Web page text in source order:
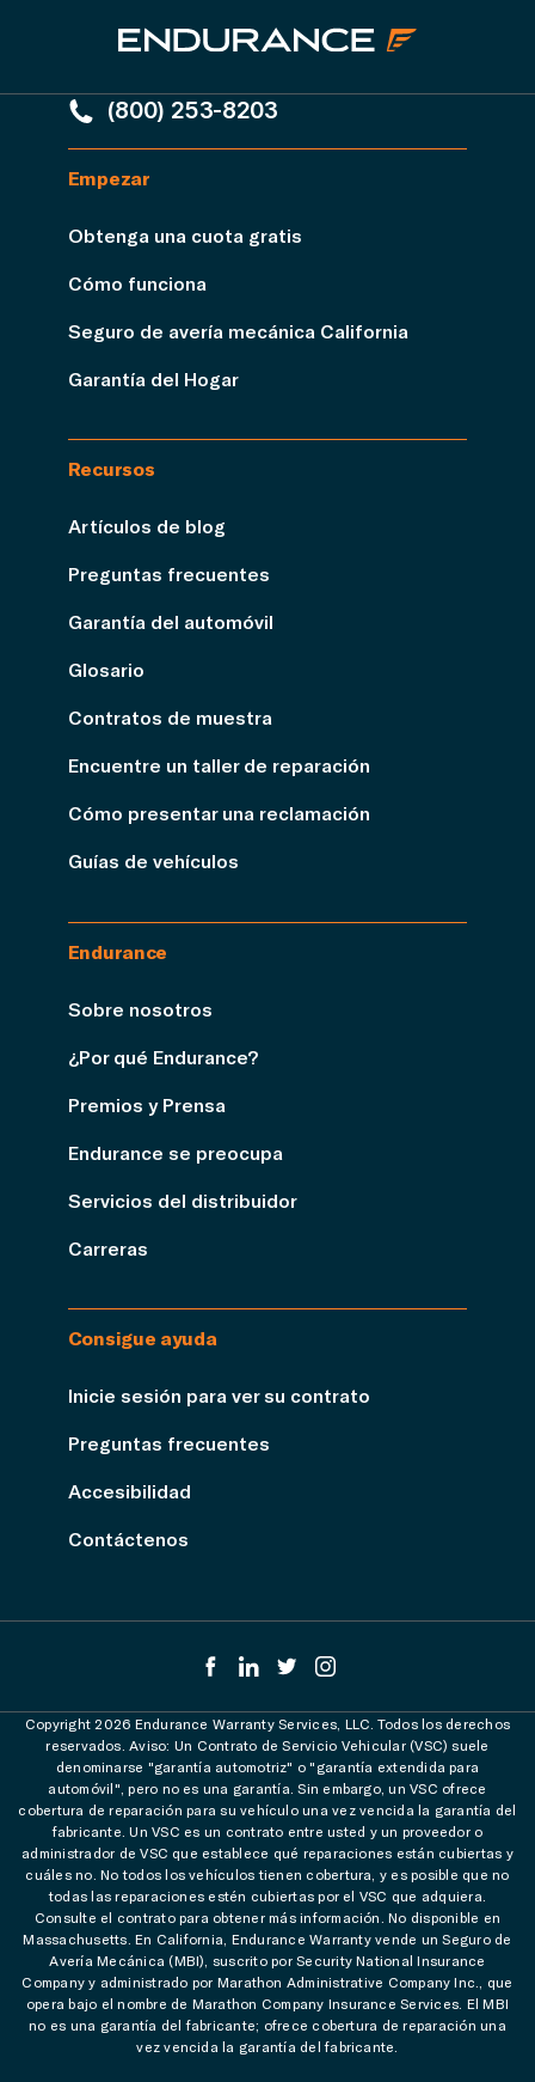
(800) 253-8203
Empezar
Obtenga una cuota gratis
Cómo funciona
Seguro de avería mecánica California
Garantía del Hogar
Recursos
Artículos de blog
Preguntas frecuentes
Garantía del automóvil
Glosario
Contratos de muestra
Encuentre un taller de reparación
Cómo presentar una reclamación
Guías de vehículos
Endurance
Sobre nosotros
¿Por qué Endurance?
Premios y Prensa
Endurance se preocupa
Servicios del distribuidor
Carreras
Consigue ayuda
Inicie sesión para ver su contrato
Preguntas frecuentes
Accesibilidad
Contáctenos
Copyright 2026 Endurance Warranty Services, LLC. Todos los derechos
reservados. Aviso: Un Contrato de Servicio Vehicular (VSC) suele
denominarse "garantía automotriz" o "garantía extendida para
automóvil", pero no es una garantía. Sin embargo, un VSC ofrece
cobertura de reparación para su vehículo una vez vencida la garantía del
fabricante. Un VSC es un contrato entre usted y un proveedor o
administrador de VSC que establece qué reparaciones están cubiertas y
cuáles no. No todos los vehículos tienen cobertura, y es posible que no
todas las reparaciones estén cubiertas por el VSC que adquiera.
Consulte el contrato para obtener más información. No disponible en
Massachusetts. En California, Endurance Warranty vende un Seguro de
Avería Mecánica (MBI), suscrito por Security National Insurance
Company y administrado por Marathon Administrative Company Inc., que
opera bajo el nombre de Marathon Company Insurance Services. El MBI
no es una garantía del fabricante; ofrece cobertura de reparación una
vez vencida la garantía del fabricante.